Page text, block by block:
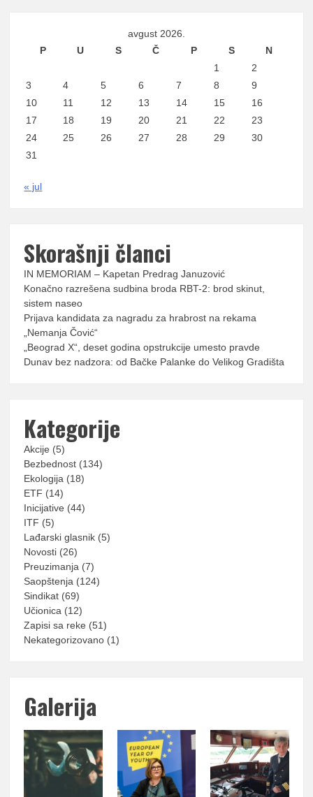
avgust 2026.
P
U S Č P S
N
1
2
3
4 5 6 7 8
9
10
11 12 13 14 15
16
17
18 19 20 21 22
23
24
25 26 27 28 29
30
31
« jul
Skorašnji članci
IN MEMORIAM – Kapetan Predrag Januzović
Konačno razrešena sudbina broda RBT-2: brod skinut,
sistem naseo
Prijava kandidata za nagradu za hrabrost na rekama
„Nemanja Čović“
„Beograd X“, deset godina opstrukcije umesto pravde
Dunav bez nadzora: od Bačke Palanke do Velikog Gradišta
Kategorije
Akcije (5)
Bezbednost (134)
Ekologija (18)
ETF (14)
Inicijative (44)
ITF (5)
Lađarski glasnik (5)
Novosti (26)
Preuzimanja (7)
Saopštenja (124)
Sindikat (69)
Učionica (12)
Zapisi sa reke (51)
Nekategorizovano (1)
Galerija